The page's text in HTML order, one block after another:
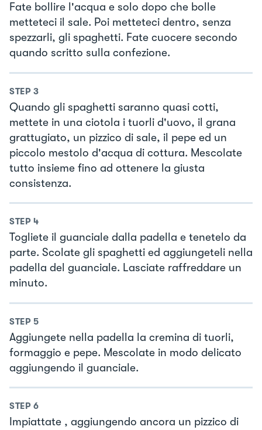
Fate bollire l'acqua e solo dopo che bolle
metteteci il sale. Poi metteteci dentro, senza
spezzarli, gli spaghetti. Fate cuocere secondo
quando scritto sulla confezione.
STEP 3
Quando gli spaghetti saranno quasi cotti,
mettete in una ciotola i tuorli d'uovo, il grana
grattugiato, un pizzico di sale, il pepe ed un
piccolo mestolo d'acqua di cottura. Mescolate
tutto insieme fino ad ottenere la giusta
consistenza.
STEP 4
Togliete il guanciale dalla padella e tenetelo da
parte. Scolate gli spaghetti ed aggiungeteli nella
padella del guanciale. Lasciate raffreddare un
minuto.
STEP 5
Aggiungete nella padella la cremina di tuorli,
formaggio e pepe. Mescolate in modo delicato
aggiungendo il guanciale.
STEP 6
Impiattate , aggiungendo ancora un pizzico di